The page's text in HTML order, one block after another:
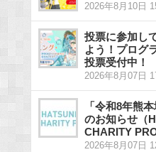
2026年8月10日
投票に参加し
よう！プログ
投票受付中！
2026年8月07日
「令和8年熊
のお知らせ（
CHARITY
2026年8月07日